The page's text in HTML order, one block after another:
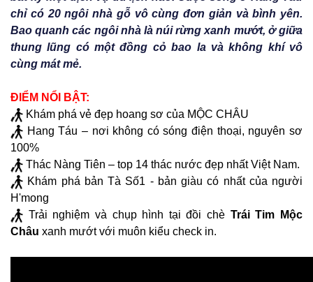
chỉ có 20 ngôi nhà gỗ vô cùng đơn giản và bình yên.
Bao quanh các ngôi nhà là núi rừng xanh mướt, ở giữa
thung lũng có một đồng cỏ bao la và không khí vô
cùng mát mẻ.
ĐIỂM NỔI BẬT:
Khám phá vẻ đẹp hoang sơ của MỘC CHÂU
Hang Táu – nơi không có sóng điện thoại, nguyên sơ
100%
Thác Nàng Tiên – top 14 thác nước đẹp nhất Việt Nam.
Khám phá bản Tà Số1 - bản giàu có nhất của người
H'mong
Trải nghiệm và chụp hình tại đồi chè Trái Tim Mộc
Châu xanh mướt với muôn kiểu check in.